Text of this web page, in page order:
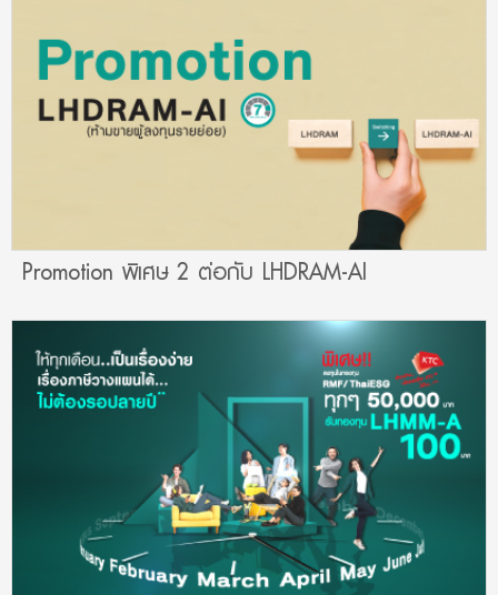
Promotion พิเศษ 2 ต่อกับ LHDRAM-AI